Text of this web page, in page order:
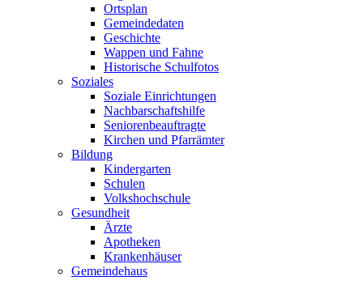
Ortsplan
Gemeindedaten
Geschichte
Wappen und Fahne
Historische Schulfotos
Soziales
Soziale Einrichtungen
Nachbarschaftshilfe
Seniorenbeauftragte
Kirchen und Pfarrämter
Bildung
Kindergarten
Schulen
Volkshochschule
Gesundheit
Ärzte
Apotheken
Krankenhäuser
Gemeindehaus